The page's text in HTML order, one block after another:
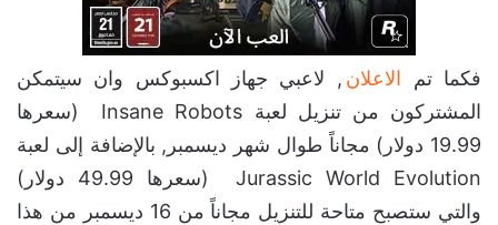
فكما تم الاعلان , لاعبي جهاز اكسبوكس وان سيتمكن
المشتركون من تنزيل لعبة Insane Robots (سعرها
19.99 دولار) مجاناً طوال شهر ديسمبر, بالإضافة إلى لعبة
Jurassic World Evolution (سعرها 49.99 دولار)
والتي ستصبح متاحة للتنزيل مجاناً من 16 ديسمبر من هذا